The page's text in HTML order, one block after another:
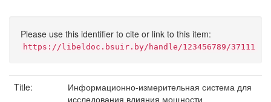
Please use this identifier to cite or link to this item:
https://libeldoc.bsuir.by/handle/123456789/37111
Title:
Информационно-измерительная система для
исследования влияния мощности